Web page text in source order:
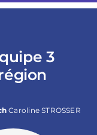
3
Caroline STROSSER